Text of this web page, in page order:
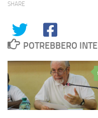
SHARE
POTREBBERO